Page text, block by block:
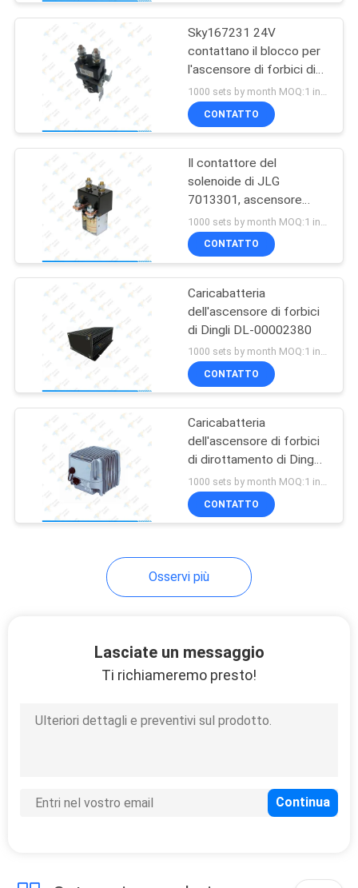
unità di controllo
elettronica dell'ECU
Parti idrauliche
dell'azionamento
16
Caricabatteria
dell'ascensore
Contattore del
basculante
Sky167231 24V
contattano il blocco per
l'ascensore di forbici di
dirottamento
CONTATTO
Il contattore del
solenoide di JLG
7013301, ascensore
aereo passa il contattore
CONTATTO
Caricabatteria
dell'ascensore di forbici
di Dingli DL-00002380
1000 sets by month MOQ:1 insieme
CONTATTO
Caricabatteria
dell'ascensore di forbici
di dirottamento di DingLi
JLG DL-00003123
1000 sets by month MOQ:1 insieme
CONTATTO
Osservi più
Lasciate un messaggio
Ti richiameremo presto!